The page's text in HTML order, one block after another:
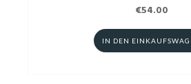
€54.00
IN DEN